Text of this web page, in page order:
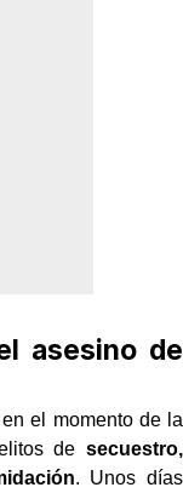
asesino de
el momento de la
de secuestro,
. Unos días